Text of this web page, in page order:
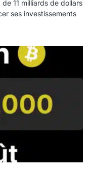
11 milliards de dollars
ses investissements
que les